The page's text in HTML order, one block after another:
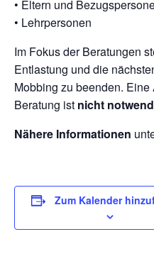
• Eltern und
• Lehrpersonen
Im Fokus der Beratungen
Entlastung und die
Mobbing zu beenden. Eine
Beratung ist nicht
Nähere Informationen
Zum Kalender